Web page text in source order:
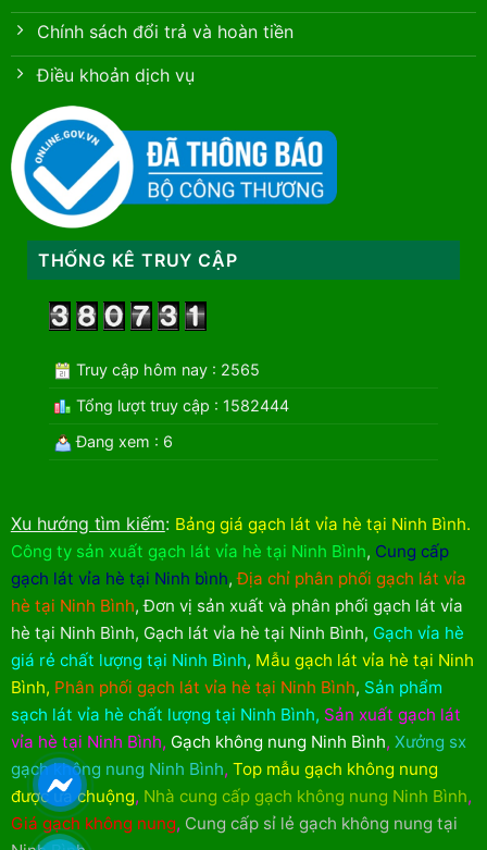
Chính sách đổi trả và hoàn tiền
Điều khoản dịch vụ
THỐNG KÊ TRUY CẬP
Truy cập hôm nay : 2565
Tổng lượt truy cập : 1582444
Đang xem : 6
Xu hướng tìm kiếm: Bảng giá gạch lát vỉa hè tại Ninh Bình.
Công ty sản xuất gạch lát vỉa hè tại Ninh Bình, Cung cấp
gạch lát vỉa hè tại Ninh bình,Địa chỉ phân phối gạch lát vỉa
hè tại Ninh Bình,Đơn vị sản xuất và phân phối gạch lát vỉa
hè tại Ninh Bình, Gạch lát vỉa hè tại Ninh Bình, Gạch vỉa hè
giá rẻ chất lượng tại Ninh Bình, Mẫu gạch lát vỉa hè tại Ninh
Bình, Phân phối gạch lát vỉa hè tại Ninh Bình, Sản phẩm
sạch lát vỉa hè chất lượng tại Ninh Bình, Sản xuất gạch lát
vỉa hè tại Ninh Bình, Gạch không nung Ninh Bình, Xưởng sx
gạch không nung Ninh Bình, Top mẫu gạch không nung
được ưa chuộng, Nhà cung cấp gạch không nung Ninh Bình,
Giá gạch không nung, Cung cấp sỉ lẻ gạch không nung tại